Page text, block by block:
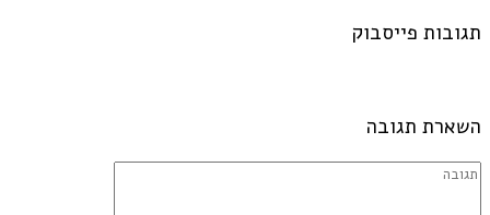
תגובות פייסבוק
השארת תגובה